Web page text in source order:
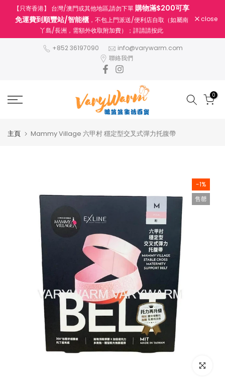
【只寄香港】 台灣/澳門或其他地區,請勿下單購物滿$200可享
免運費到順豐站/智能櫃，不包上門派送/便利店自取（如屬南
丫島/長洲，需額外收取附加費）；詳請請按此
close
+852 36197090
info@varywarm.com
聯絡我們
0
主頁 Mammy Village 六甲村 穩定型交叉式彈⼒托腹帶
-1%
售罄
點擊放大